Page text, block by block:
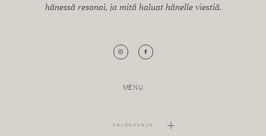
hänessä resonoi, ja mitä haluat hänelle viestiä.
MENU
VALOKUVAUS
INFO